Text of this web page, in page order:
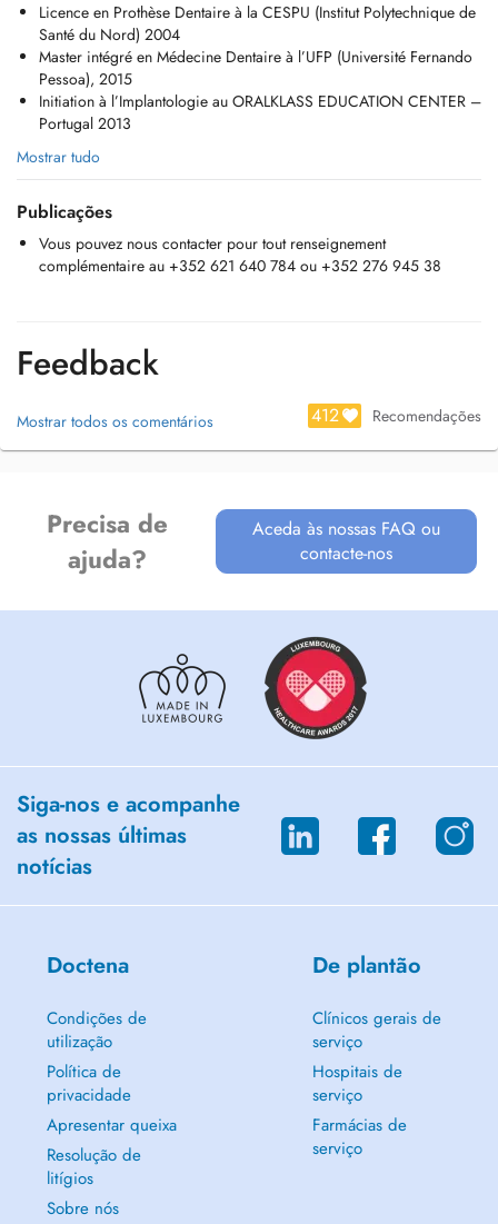
Se você já está em tratamento conosco, por favor, entre em contato
diretamente com a clínica por telefone para marcar sua próxima
consulta.
FR: Les rendez-vous disponibles sur Doctena sont exclusivement
réservés aux nouveaux patients souhaitant prendre un premier rendez-
vous.
directement le cabinet par téléphone pour fixer votre prochain rendez-
vous.
IN: Appointments available on Doctena are exclusively reserved for
If you are already receiving treatment with us, please contact the clinic
directly by phone to book your next appointment.
Licence en Prothèse Dentaire à la CESPU (Institut Polytechnique de
Santé du Nord) 2004
Master intégré en Médecine Dentaire à l’UFP (Université Fernando
Pessoa), 2015
Initiation à l’Implantologie au ORALKLASS EDUCATION CENTER –
Portugal 2013
Mostrar tudo
Publicações
Vous pouvez nous contacter pour tout renseignement
complémentaire au +352 621 640 784 ou +352 276 945 38
Feedback
Mostrar todos os comentários 412 Recomendações
Precisa de
ajuda?
Aceda às nossas FAQ ou
contacte-nos
Siga-nos e acompanhe
as nossas últimas
notícias
Doctena
Condições de
utilização
Política de
privacidade
Apresentar queixa
Resolução de
litígios
Sobre nós
De plantão
Clínicos gerais de
serviço
Hospitais de
serviço
Farmácias de
serviço